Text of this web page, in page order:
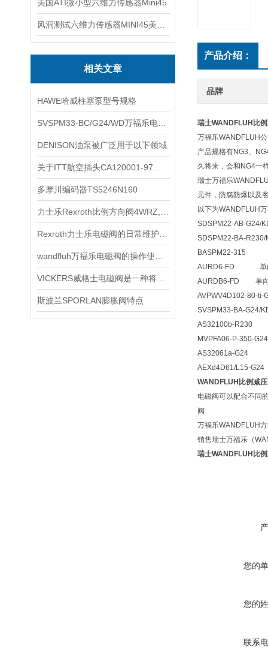
美国ATI微小型六维力传感器Mini45
相关文章
HAWE哈威柱塞泵型号规格
DENISON油泵被广泛用于以下领域
多摩川编码器TS5246N160
斯波兰SPORLAN膨胀阀特点
产品介绍：
品牌
瑞士WANDFLUH比
万福乐WANDFLUH
产品规格有NG3、
久将来，会和NG4一
瑞士万福乐
元件，防腐防爆以及
以下为WANDFLUH
SDSPM22-AB-
SDSPM22-BA-
BASPM22-315
AURD6-FD 单
AURDB6-FD 单向
AVPWV4D102-80-
SVSPM33-BA-G24/
AS32100b-R230
MVPFA06-P-350-
AS32061a-G24
AEXd4D61/L15-
WANDFLUH比例减
电磁阀可以配合不同
阀
万福乐WANDFLUH
销售瑞士万福乐（
瑞士WANDFLUH比
您的
您的
联系